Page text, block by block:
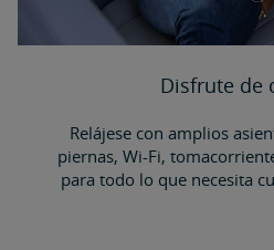
Disfrute de
Relájese con amplios
piernas, Wi-Fi,
para todo lo que necesita